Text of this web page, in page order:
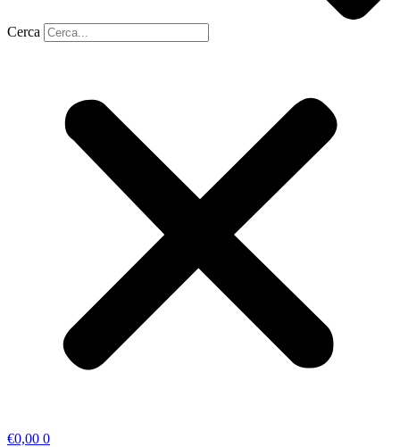
Cerca
€0,00 0